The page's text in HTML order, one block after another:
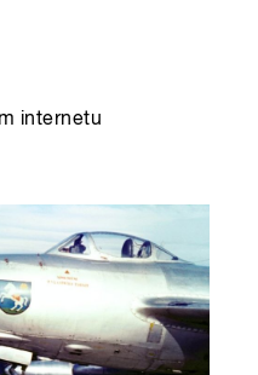
internetu